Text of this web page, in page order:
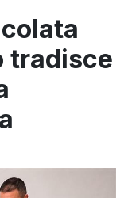
tradisce